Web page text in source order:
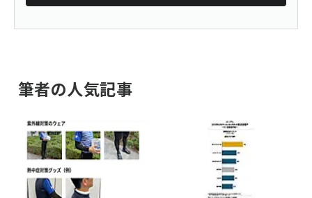
筆者の人気記事